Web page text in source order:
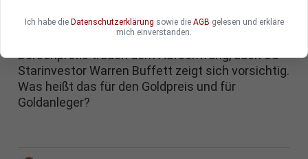
der Kryptowährungsbranche haben nach Trumps
Wahlsieg zugelegt. Doch nicht alle Anleger und
Börsenprofis trauen dem Aufschwung, auch US-
Starinvestor Warren Buffett zeigt sich vorsichtig.
Was heißt das für den Goldpreis und für
Goldanleger?
Ich habe die Datenschutzerklärung sowie die AGB gelesen und erkläre
mich einverstanden.